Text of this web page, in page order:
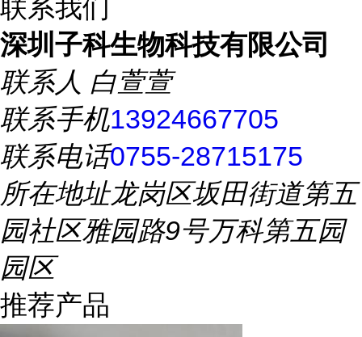
联系我们
深圳子科生物科技有限公司
联系人 白萱萱
联系手机13924667705
联系电话0755-28715175
所在地址龙岗区坂田街道第五
园社区雅园路9号万科第五园
园区
推荐产品